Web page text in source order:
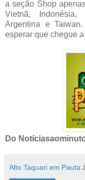
a seção Shop
Vietnã, Indonésia,
Argentina e
esperar que chegue
Do
Alto Taquari em Pauta